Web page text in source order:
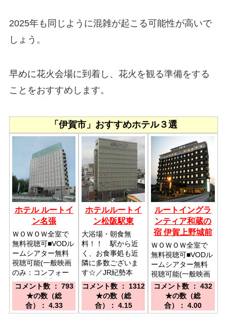
2025年も同じように混雑が起こる可能性が高いで
しょう。
早めに花火会場に到着し、花火を観る準備をする
ことをおすすめします。
「伊賀市」おすすめホテル３選
ホテル ルートイ
ン名張
ＷＯＷＯＷ全室で
無料視聴可■VODル
ームシアター無料
視聴可能(一般映画
のみ：コンフォー
トルーム特典）／
国道165号沿い■名
阪国道上野インタ
ーより車で約３０
コメント数 ： 793
★の数（総
合）： 4.33
ホテルルートイ
ン松阪駅東
大浴場・朝食無
料！！ 駅から近
く、お食事処も近
隣に多数ございま
す☆／JR紀勢本
線・近鉄山田線
松阪駅より徒歩約7
分(近鉄側改札口を
ご利用願います）
コメント数 ： 1312
★の数（総
合）： 4.15
ルートイングラ
ンティア和蔵の
宿 伊賀上野城前
ＷＯＷＯＷ全室で
無料視聴可■VODル
ームシアター無料
視聴可能(一般映画
のみ：コンフォー
トルーム特典）／
名阪国道 上野イン
ター・中瀬インタ
コメント数 ： 432
★の数（総
合）： 4.00